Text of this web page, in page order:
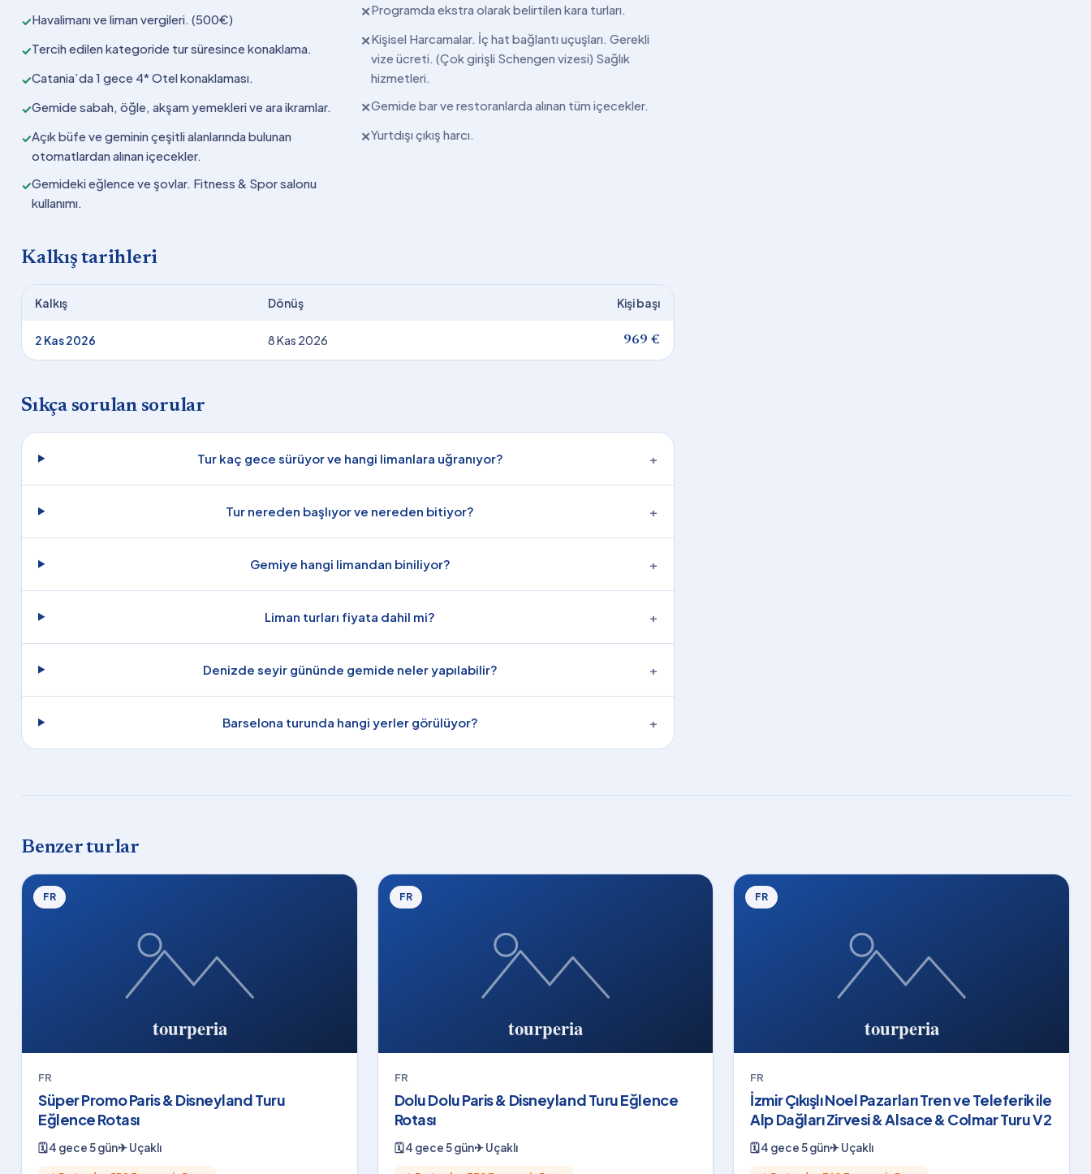
✓Havalimanı ve liman vergileri. (500€)
✓Tercih edilen kategoride tur süresince konaklama.
✓Catania’da 1 gece 4* Otel konaklaması.
✓Gemide sabah, öğle, akşam yemekleri ve ara ikramlar.
✓Açık büfe ve geminin çeşitli alanlarında bulunan
otomatlardan alınan içecekler.
✓Gemideki eğlence ve şovlar. Fitness & Spor salonu
kullanımı.
✕Programda ekstra olarak belirtilen kara turları.
✕Kişisel Harcamalar. İç hat bağlantı uçuşları. Gerekli
vize ücreti. (Çok girişli Schengen vizesi) Sağlık
hizmetleri.
✕Gemide bar ve restoranlarda alınan tüm içecekler.
✕Yurtdışı çıkış harcı.
Kalkış tarihleri
Kalkış Dönüş Kişi başı
2 Kas 2026 8 Kas 2026 969 €
Sıkça sorulan sorular
Tur kaç gece sürüyor ve hangi limanlara uğranıyor? +
Tur nereden başlıyor ve nereden bitiyor? +
Gemiye hangi limandan biniliyor? +
Liman turları fiyata dahil mi? +
Denizde seyir gününde gemide neler yapılabilir? +
Barselona turunda hangi yerler görülüyor? +
Benzer turlar
FR
FR
Süper Promo Paris & Disneyland Turu
Eğlence Rotası
🗓4 gece 5 gün✈Uçaklı
FR
FR
Dolu Dolu Paris & Disneyland Turu Eğlence
Rotası
🗓4 gece 5 gün✈Uçaklı
FR
FR
İzmir Çıkışlı Noel Pazarları Tren ve Teleferik ile
Alp Dağları Zirvesi & Alsace & Colmar Turu V2
🗓4 gece 5 gün✈Uçaklı